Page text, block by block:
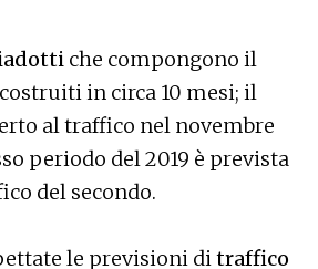
che compongono il
in circa 10 mesi; il
al traffico nel novembre
periodo del 2019 è prevista
del secondo.
le previsioni ditraffico